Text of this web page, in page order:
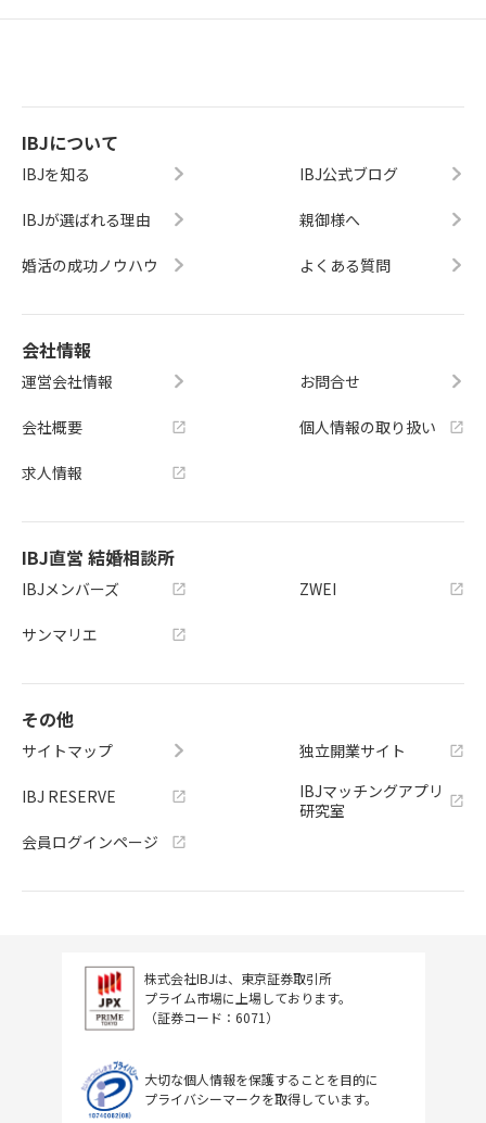
IBJについて
IBJを知る
IBJが選ばれる理由
婚活の成功ノウハウ
IBJ公式ブログ
親御様へ
よくある質問
会社情報
運営会社情報
会社概要
求人情報
お問合せ
個人情報の取り扱い
IBJ直営 結婚相談所
IBJメンバーズ
サンマリエ
ZWEI
その他
サイトマップ
IBJ RESERVE
会員ログインページ
独立開業サイト
IBJマッチングアプリ
研究室
株式会社IBJは、東京証券取引所
プライム市場に上場しております。
（証券コード：6071）
大切な個人情報を保護することを目的に
プライバシーマークを取得しています。